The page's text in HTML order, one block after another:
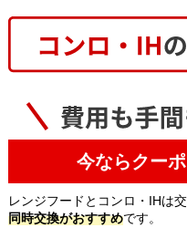
今ならクー
レンジフードとコンロ・IHは
同時交換がおすすめです。